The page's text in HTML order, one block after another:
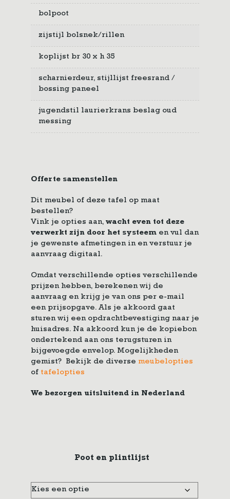
bolpoot
zijstijl bolsnek/rillen
koplijst br 30 x h 35
scharnierdeur, stijllijst freesrand /
bossing paneel
jugendstil laurierkrans beslag oud
messing
Offerte samenstellen
Dit meubel of deze tafel op maat
bestellen?
Vink je opties aan, wacht even tot deze
verwerkt zijn door het systeem en vul dan
je gewenste afmetingen in en verstuur je
aanvraag digitaal.
Omdat verschillende opties verschillende
prijzen hebben, berekenen wij de
aanvraag en krijg je van ons per e-mail
een prijsopgave. Als je akkoord gaat
sturen wij een opdrachtbevestiging naar je
huisadres. Na akkoord kun je de kopiebon
ondertekend aan ons terugsturen in
bijgevoegde envelop. Mogelijkheden
gemist? Bekijk de diverse meubelopties
of tafelopties
We bezorgen uitsluitend in Nederland
Poot en plintlijst